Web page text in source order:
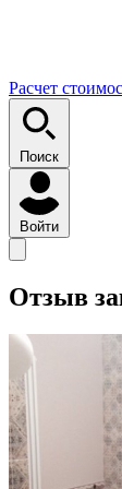
Расчет
Поиск
Войти
Отзыв